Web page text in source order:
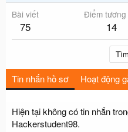
Bài viết
75
Điểm tương
14
Tìm
Tin nhắn hồ sơ Hoạt động
Hiện tại không có tin nhắn
Hackerstudent98.